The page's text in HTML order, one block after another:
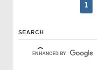
1
SEARCH